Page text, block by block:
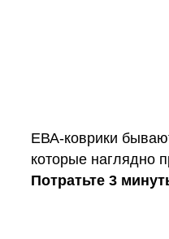
ЕВА-коврики
которые наглядно
Потратьте 3